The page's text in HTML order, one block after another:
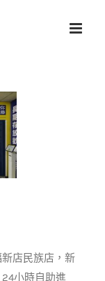
店民族店，新
小時自助進